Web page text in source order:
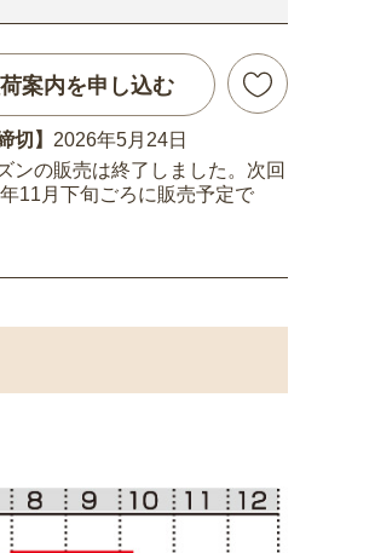
案内を申し込む
切】 2026年5月24日
ンの販売は終了しました。次回
11月下旬ごろに販売予定で